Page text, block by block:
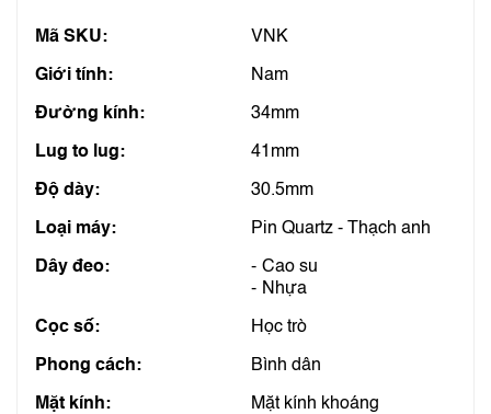
Mã SKU: VNK
Giới tính: Nam
Đường kính: 34mm
Lug to lug: 41mm
Độ dày: 30.5mm
Loại máy: Pin Quartz - Thạch anh
Dây đeo:
Cao su
Nhựa
Cọc số: Học trò
Phong cách: Bình dân
Mặt kính: Mặt kính khoáng